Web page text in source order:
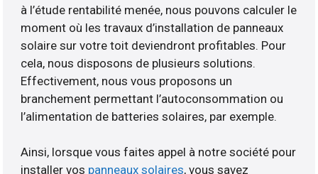
à l’étude rentabilité menée, nous pouvons calculer le
moment où les travaux d’installation de panneaux
solaire sur votre toit deviendront profitables. Pour
cela, nous disposons de plusieurs solutions.
Effectivement, nous vous proposons un
branchement permettant l’autoconsommation ou
l’alimentation de batteries solaires, par exemple.
Ainsi, lorsque vous faites appel à notre société pour
installer vos panneaux solaires, vous savez